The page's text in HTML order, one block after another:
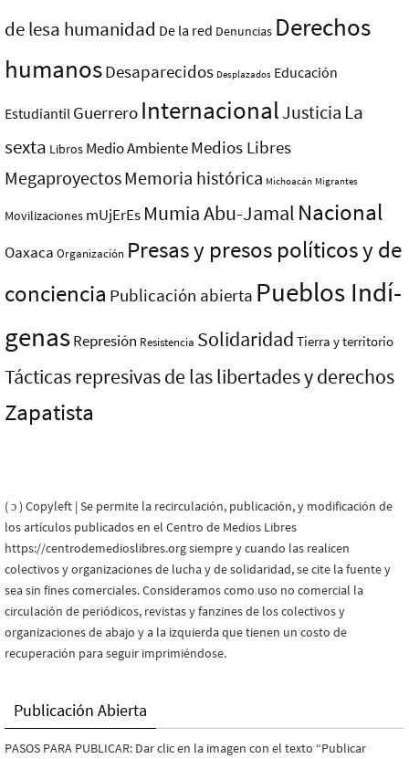
de lesa humanidad De la red Denuncias Derechos
humanosDesaparecidos Desplazados Educación
Estudiantil Guerrero InternacionalJusticia La
sexta Libros Medio AmbienteMedios Libres
MegaproyectosMemoria histórica Michoacán Migrantes
Movilizaciones mUjErEs Mumia Abu-Jamal Nacional
Oaxaca Organización Presas y presos polí­ticos y de
conciencia Publicación abierta Pueblos Indí­
genasRepresión Resistencia Solidaridad Tierra y territorio
Tácticas represivas de las libertades y derechos
Zapatista
( ɔ ) Copyleft | Se permite la recirculación, publicación, y modificación de
los artículos publicados en el Centro de Medios Libres
https://centrodemedioslibres.org siempre y cuando las realicen
colectivos y organizaciones de lucha y de solidaridad, se cite la fuente y
sea sin fines comerciales. Consideramos como uso no comercial la
circulación de periódicos, revistas y fanzines de los colectivos y
organizaciones de abajo y a la izquierda que tienen un costo de
recuperación para seguir imprimiéndose.
Publicación Abierta
PASOS PARA PUBLICAR: Dar clic en la imagen con el texto “Publicar